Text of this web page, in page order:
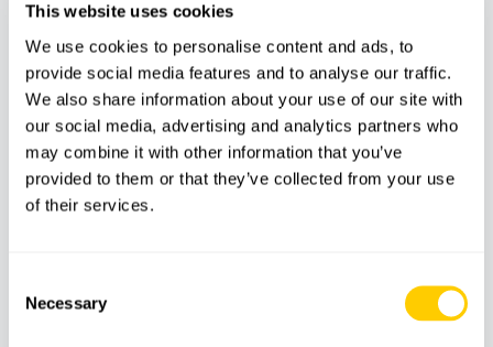
This website uses cookies
We use cookies to personalise content and ads, to
provide social media features and to analyse our traffic.
We also share information about your use of our site with
our social media, advertising and analytics partners who
may combine it with other information that you’ve
provided to them or that they’ve collected from your use
of their services.
Selection
Necessary
Treffpunkt und Abfahrt:
Mallorca. Bitte seien Sieeine Stunde vor Abfahrt
am Treffpunkt, um den Check-in und das Boarding
stressfrei durchzuführen.
Fährzeiten:
Rückfahrt von Ciutadella: